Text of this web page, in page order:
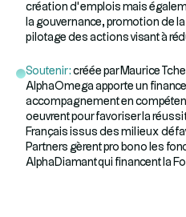
création d’emplois mais
la gouvernance, promotion de
pilotage des actions visant à
Soutenir : créée par Maurice
AlphaOmega apporte un
accompagnement en
oeuvrent pour favoriser la
Français issus des milieux
Partners gèrent pro bono les
AlphaDiamant qui financent la